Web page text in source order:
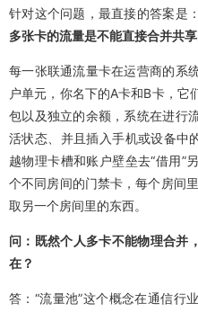
针对这个问题，最直接的答案是：
多张卡的流量是不能直接合并共享
每一张联通流量卡在运营商的系
户单元，你名下的A卡和B卡，
包以及独立的余额，系统在进行
活状态、并且插入手机或设备中
越物理卡槽和账户壁垒去“借用”
个不同房间的门禁卡，每个房间
取另一个房间里的东西。
问：既然个人多卡不能物理合并
在？
答：“流量池”这个概念在通信行